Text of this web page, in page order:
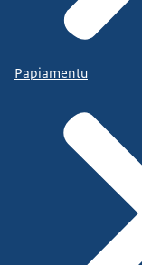
Papiamentu